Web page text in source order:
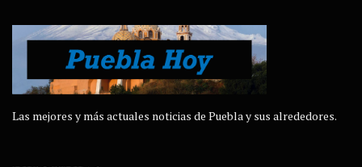
Las mejores y más actuales noticias de Puebla y sus alrededores.